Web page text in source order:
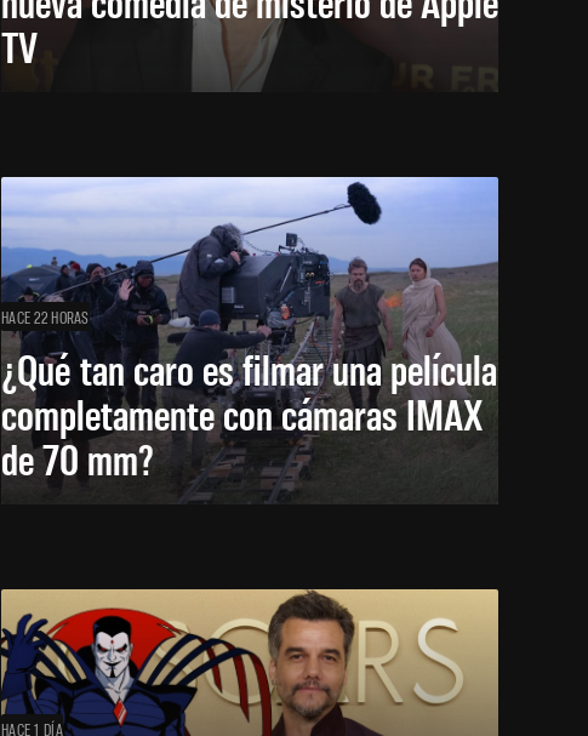
TV
HACE 22 HORAS
¿Qué tan caro es filmar una película
completamente con cámaras IMAX
de 70 mm?
HACE 1 DÍA